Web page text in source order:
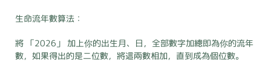
生命流年數算法：
將 「2026」 加上你的出生月、日，全部數字加總即為你的流年
數，如果得出的是二位數，將這兩數相加，直到成為個位數。